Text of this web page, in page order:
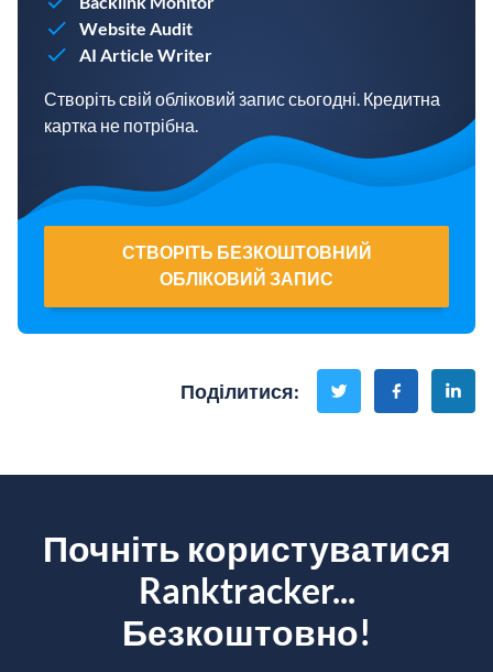
Website Audit
AI Article Writer
Створіть свій обліковий запис сьогодні. Кредитна
картка не потрібна.
СТВОРІТЬ БЕЗКОШТОВНИЙ
ОБЛІКОВИЙ ЗАПИС
Поділитися:
Почніть користуватися
Ranktracker...
Безкоштовно!